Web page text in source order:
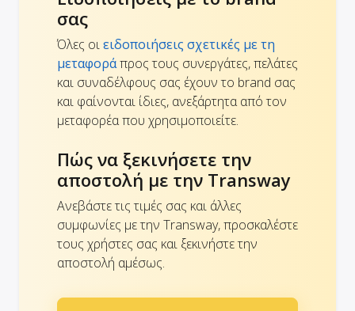
σας
Όλες οιειδοποιήσεις σχετικές με τη
μεταφοράπρος τους συνεργάτες, πελάτες
και συναδέλφους σας έχουν το brand σας
και φαίνονται ίδιες, ανεξάρτητα από τον
μεταφορέα που χρησιμοποιείτε.
Πώς να ξεκινήσετε την
αποστολή με την Transway
Ανεβάστε τις τιμές σας και άλλες
συμφωνίες με την Transway, προσκαλέστε
τους χρήστες σας και ξεκινήστε την
αποστολή αμέσως.